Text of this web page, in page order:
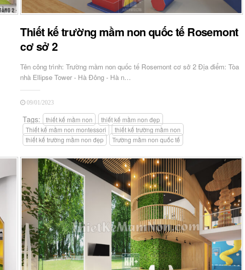
Thiết kế trường mầm non quốc tế Rosemont
cơ sở 2
Tên công trình: Trường mầm non quốc tế Rosemont cơ sở 2 Địa điểm: Tòa
nhà Ellipse Tower - Hà Đông - Hà n…
09/01/2023
Tags: thiết kế mầm non
thiết kế mầm non đẹp
Thiết kế mầm non montessori
thiết kế trường mầm non
thiết kế trường mầm non đẹp
Trường mầm non quốc tế